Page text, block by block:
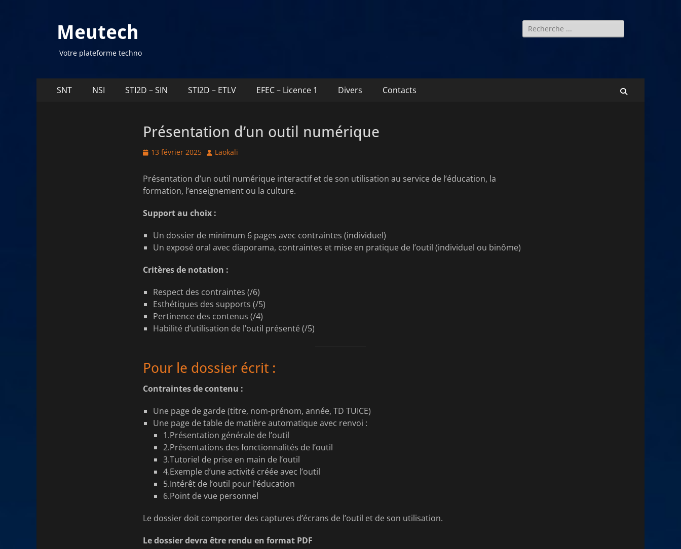
Meutech
Votre plateforme techno
Rechercher :
Menu
SNT NSI STI2D – SIN STI2D – ETLV EFEC – Licence 1 Divers Contacts
Présentation d’un outil numérique
Posted
13 février 2025 Author
Laokali
Présentation d’un outil numérique interactif et de son utilisation au service de l’éducation, la
formation, l’enseignement ou la culture.
Support au choix :
Un dossier de minimum 6 pages avec contraintes (individuel)
Un exposé oral avec diaporama, contraintes et mise en pratique de l’outil (individuel ou binôme)
Critères de notation :
Respect des contraintes (/6)
Esthétiques des supports (/5)
Pertinence des contenus (/4)
Habilité d’utilisation de l’outil présenté (/5)
Pour le dossier écrit :
Contraintes de contenu :
Une page de garde (titre, nom-prénom, année, TD TUICE)
Une page de table de matière automatique avec renvoi :
1.Présentation générale de l’outil
2.Présentations des fonctionnalités de l’outil
3.Tutoriel de prise en main de l’outil
4.Exemple d’une activité créée avec l’outil
5.Intérêt de l’outil pour l’éducation
6.Point de vue personnel
Le dossier doit comporter des captures d’écrans de l’outil et de son utilisation.
Le dossier devra être rendu en format PDF